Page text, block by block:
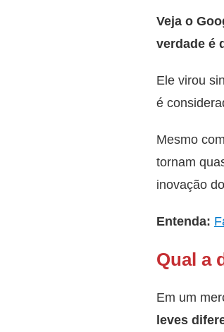
Veja o
verdade é
Ele virou
é
Mesmo
tornam
inovação
Entenda:
Qual a
Em um
leves